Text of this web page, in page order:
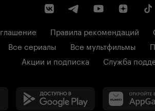
Правила рекомендаций
Все сериалы Все мультфильмы
Акции и подписка
Служба